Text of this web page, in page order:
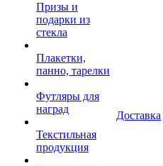
Призы и
подарки из
стекла
Плакетки,
панно, тарелки
Футляры для
наград
Текстильная
продукция
Доставка